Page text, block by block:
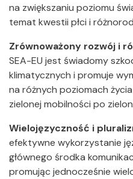
na zwiększaniu poziomu
temat kwestii płci i
Zrównoważony rozwój i
SEA-EU jest świadomy
klimatycznych i promuje
na różnych poziomach
zielonej mobilności po
Wielojęzyczność i
efektywne wykorzystanie
głównego środka
promując jednocześnie